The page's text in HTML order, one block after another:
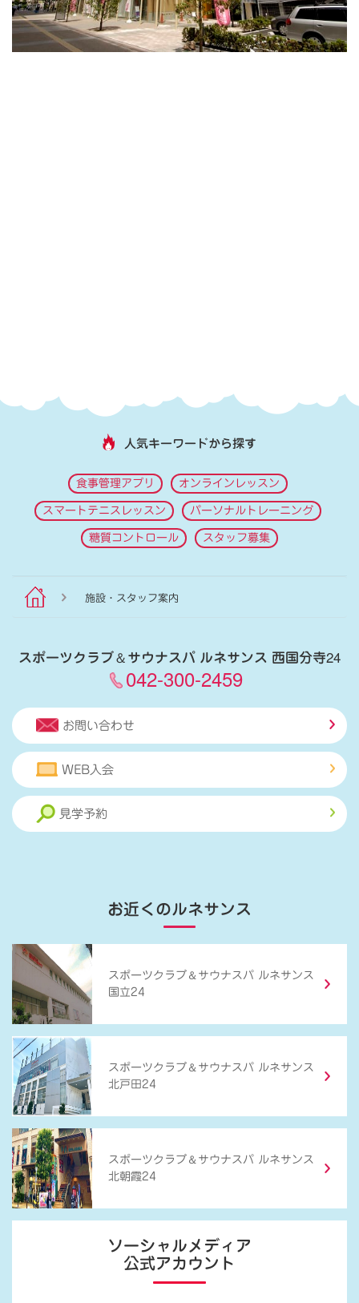
人気キーワードから探す
食事管理アプリ オンラインレッスン
スマートテニスレッスン パーソナルトレーニング
糖質コントロール スタッフ募集
施設・スタッフ案内
スポーツクラブ＆サウナスパ ルネサンス 西国分寺24
042-300-2459
お問い合わせ
WEB入会
見学予約
お近くのルネサンス
スポーツクラブ ＆ サウナスパ ルネサンス
国立24
スポーツクラブ ＆ サウナスパ ルネサンス
北戸田24
スポーツクラブ ＆ サウナスパ ルネサンス
北朝霞24
ソーシャルメディア
公式アカウント